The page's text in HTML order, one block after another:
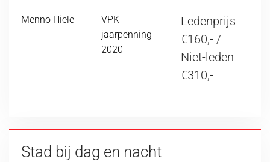
Menno Hiele
VPK
jaarpenning
2020
Ledenprijs
€160,- /
Niet-leden
€310,-
Stad bij dag en nacht